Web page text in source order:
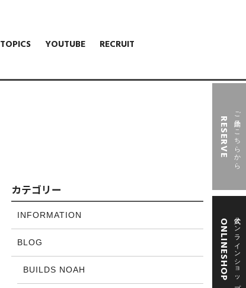
TOPICS YOUTUBE RECRUIT
ご予約はこちらから
RESERVE
公式オンラインショップ
ONLINESHOP
カテゴリー
INFORMATION
BLOG
BUILDS NOAH